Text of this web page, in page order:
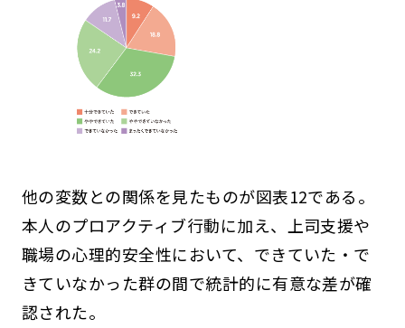
他の変数との関係を見たものが図表12である。
本人のプロアクティブ行動に加え、上司支援や
職場の心理的安全性において、できていた・で
きていなかった群の間で統計的に有意な差が確
認された。